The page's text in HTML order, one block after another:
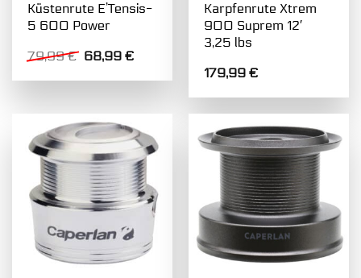
Küstenrute E’Tensis-
5 600 Power
79,99€ Ursprünglicher
war:
68,99€Aktueller
ist:
Karpfenrute Xtrem
900 Suprem 12′
3,25 lbs
179,99€